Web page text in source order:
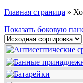
Главная страница »
Показать боковую